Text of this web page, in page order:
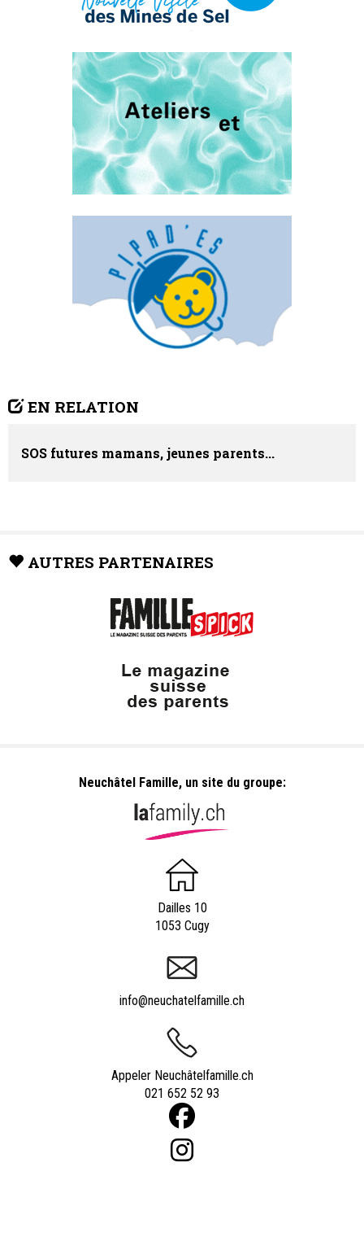
EN RELATION
SOS futures mamans, jeunes parents...
AUTRES PARTENAIRES
Neuchâtel Famille, un site du groupe:
Dailles 10
1053 Cugy
info@neuchatelfamille.ch
Appeler Neuchâtelfamille.ch
021 652 52 93